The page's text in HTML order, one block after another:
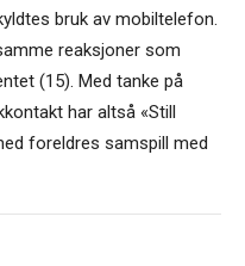
bruk av mobiltelefon.
reaksjoner som
(15). Med tanke på
har altså «Still
foreldres samspill med